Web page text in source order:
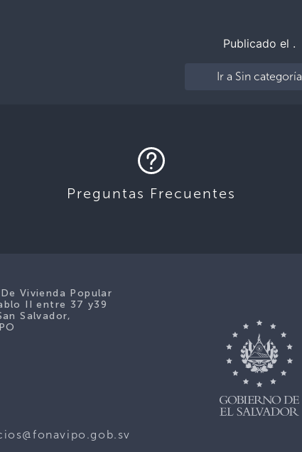
Publicado el .
Ir a Sin categoría
Preguntas Frecuentes
Vivienda Popular
II entre 37 y39
Salvador,